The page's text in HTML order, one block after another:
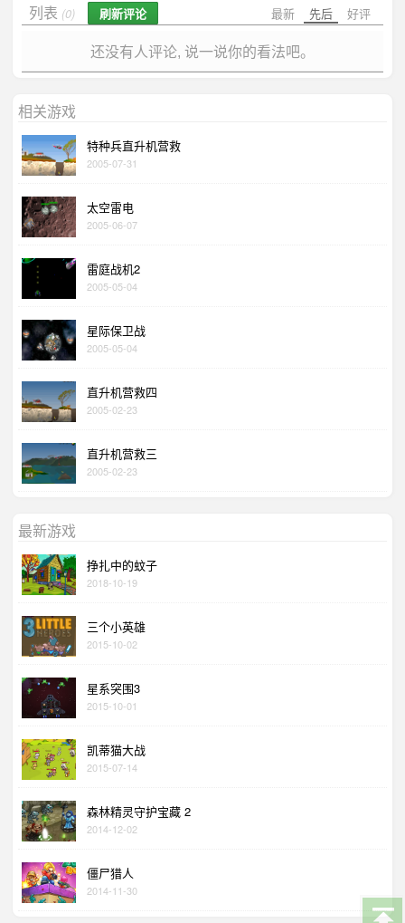
最新 先后 好评
列表 (0) 刷新评论
还没有人评论, 说一说你的看法吧。
相关游戏
特种兵直升机营救
2005-07-31
太空雷电
2005-06-07
雷庭战机2
2005-05-04
星际保卫战
2005-05-04
直升机营救四
2005-02-23
直升机营救三
2005-02-23
最新游戏
挣扎中的蚊子
2018-10-19
三个小英雄
2015-10-02
星系突围3
2015-10-01
凯蒂猫大战
2015-07-14
森林精灵守护宝藏 2
2014-12-02
僵尸猎人
2014-11-30